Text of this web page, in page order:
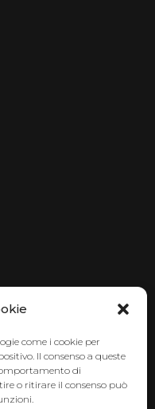
come i cookie per
Il consenso a queste
di
o ritirare il consenso può